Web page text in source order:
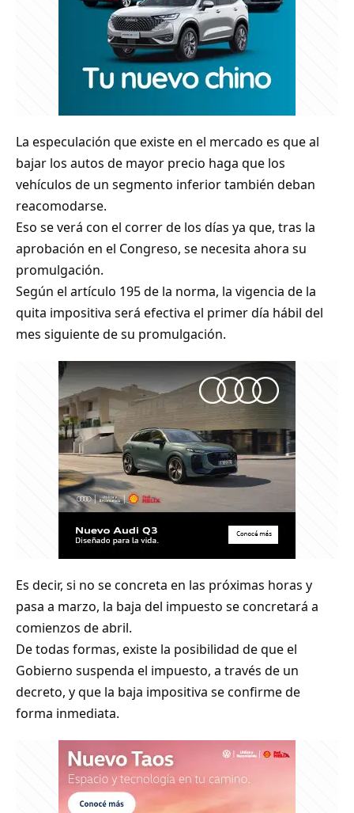
La especulación que existe en el mercado es que al
bajar los autos de mayor precio haga que los
vehículos de un segmento inferior también deban
reacomodarse.
Eso se verá con el correr de los días ya que, tras la
aprobación en el Congreso, se necesita ahora su
promulgación.
Según el artículo 195 de la norma, la vigencia de la
quita impositiva será efectiva el primer día hábil del
mes siguiente de su promulgación.
Es decir, si no se concreta en las próximas horas y
pasa a marzo, la baja del impuesto se concretará a
comienzos de abril.
De todas formas, existe la posibilidad de que el
Gobierno suspenda el impuesto, a través de un
decreto, y que la baja impositiva se confirme de
forma inmediata.